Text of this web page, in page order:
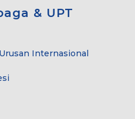
& UPT
Internasional